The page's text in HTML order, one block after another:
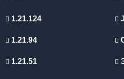
1.21.124
1.21.94
1.21.51